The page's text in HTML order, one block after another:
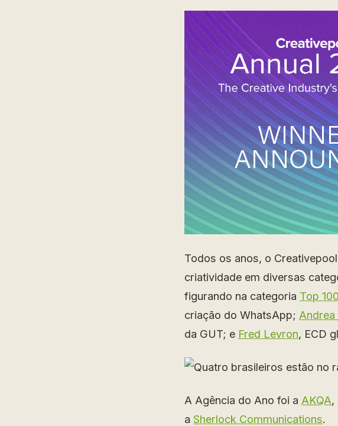
Todos os anos, o
criatividade em diversas
figurando na categoria Top
criação do WhatsApp; Andrea
da GUT; e Fred Levron, ECD
A Agência do Ano foi a AKQA,
a Sherlock Communications.